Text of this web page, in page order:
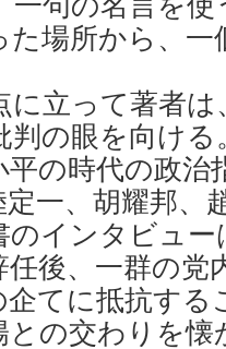
た場所から、一
立って著者は
判の眼を向ける
平の時代の政治
一、胡耀邦、
のインタビュ
任後、一群の党
企てに抵抗する
との交わりを